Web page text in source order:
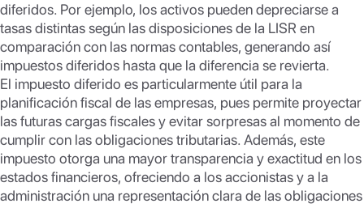
diferidos. Por ejemplo, los activos pueden depreciarse a
tasas distintas según las disposiciones de la LISR en
comparación con las normas contables, generando así
impuestos diferidos hasta que la diferencia se revierta.
El impuesto diferido es particularmente útil para la
planificación fiscal de las empresas, pues permite proyectar
las futuras cargas fiscales y evitar sorpresas al momento de
cumplir con las obligaciones tributarias. Además, este
impuesto otorga una mayor transparencia y exactitud en los
estados financieros, ofreciendo a los accionistas y a la
administración una representación clara de las obligaciones